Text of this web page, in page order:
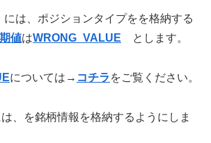
には、ポジションタイプをを格納する
値はWRONG_VALUE とします。
については→ コチラ をご覧ください。
は、を銘柄情報を格納するようにしま